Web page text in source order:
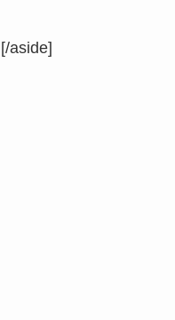
[/aside]